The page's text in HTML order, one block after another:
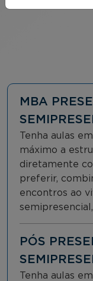
MBA
Tenha aulas
máximo a
diretamente
preferir,
encontros ao
PÓS
Tenha aulas